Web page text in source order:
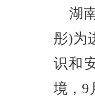
湖
彤)为
识和
境，9